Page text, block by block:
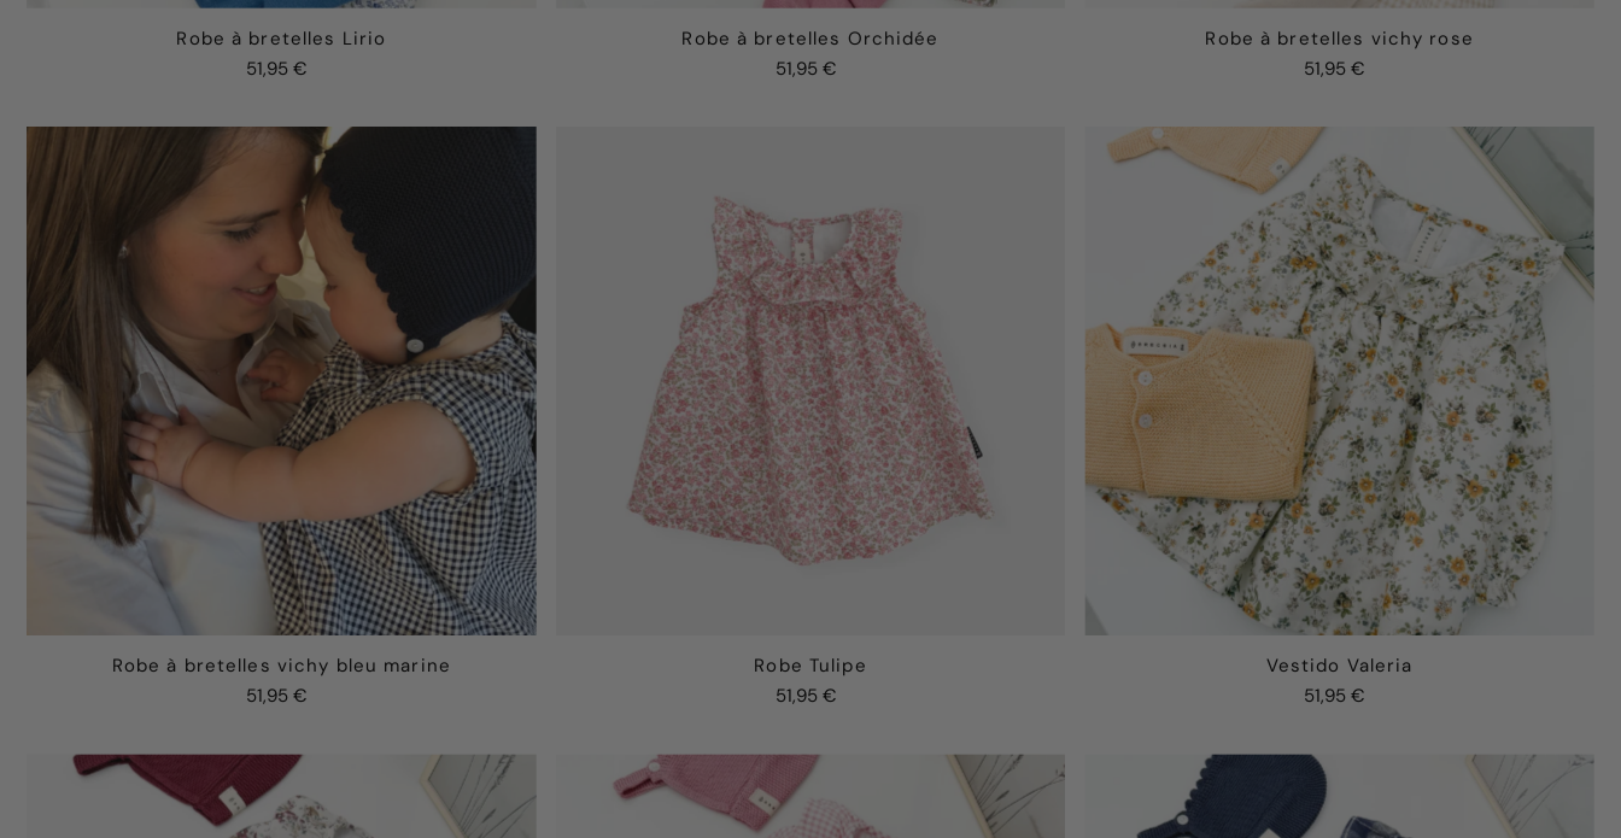
Robe à bretelles Lirio
51,95 €
Robe à bretelles Orchidée
51,95 €
Robe à bretelles vichy rose
51,95 €
Robe à bretelles vichy bleu marine
51,95 €
Robe Tulipe
51,95 €
Vestido Valeria
51,95 €